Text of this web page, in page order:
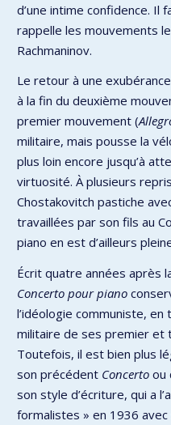
d’une intime confidence. Il
rappelle les mouvements
Rachmaninov.
Le retour à une
à la fin du deuxième
premier mouvement (
militaire, mais pousse la
plus loin encore jusqu’à
virtuosité. À plusieurs
Chostakovitch pastiche
travaillées par son fils au
piano en est d’ailleurs
Écrit quatre années après
Concerto pour piano
l’idéologie communiste,
militaire de ses premier et
Toutefois, il est bien plus
son précédent Concerto ou
son style d’écriture, qui a
formalistes » en 1936